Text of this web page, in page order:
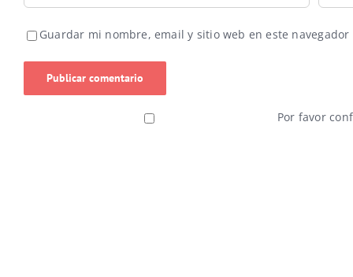
Guardar mi nombre, email y sitio web en este
Por favor